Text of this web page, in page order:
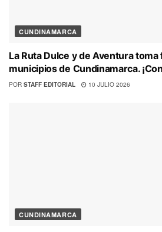
CUNDINAMARCA
La Ruta Dulce y de Aventura toma
municipios de Cundinamarca.
POR STAFF EDITORIAL 10 JULIO 2026
CUNDINAMARCA